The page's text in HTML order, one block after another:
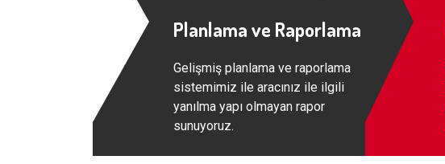
Planlama ve Raporlama
Gelişmiş planlama ve raporlama
sistemimiz ile aracınız ile ilgili
yanılma yapı olmayan rapor
sunuyoruz.